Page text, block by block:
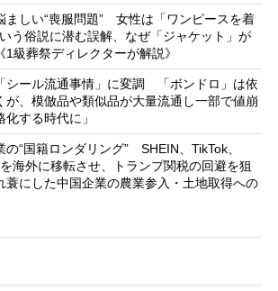
ましい“喪服問題” 女性は「ワンピースを着
う俗説に潜む誤解、なぜ「ジャケット」が
級葬祭ディレクターが解説》
シール流通事情」に変調 「ボンドロ」は依
が、模倣品や類似品が大量流通し一部で値崩
する時代に」
の“国籍ロンダリング” SHEIN、TikTok、
海外に移転させ、トランプ関税の回避を狙
にした中国企業の農業参入・土地取得への